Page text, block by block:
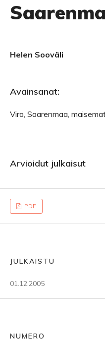
Helen Sooväli
Avainsanat:
Viro, Saarenmaa,
Arvioidut julkaisut
PDF
JULKAISTU
01.12.2005
NUMERO